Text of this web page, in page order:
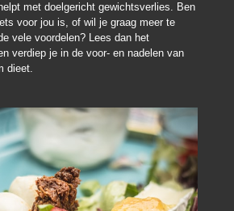
met doelgericht gewichtsverlies. Ben
voor jou is, of wil je graag meer te
vele voordelen? Lees dan het
verdiep je in de voor- en nadelen van
dieet.